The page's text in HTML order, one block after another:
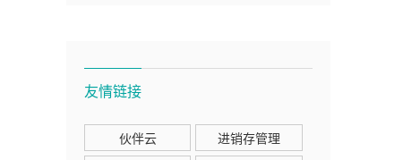
友情链接
伙伴云
进销存管理